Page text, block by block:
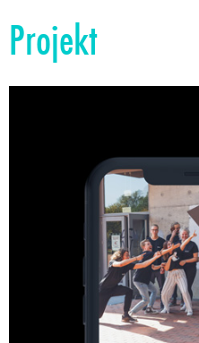
Projekt